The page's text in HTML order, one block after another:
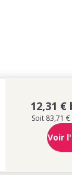
12,31
Soit 83,71
Voir